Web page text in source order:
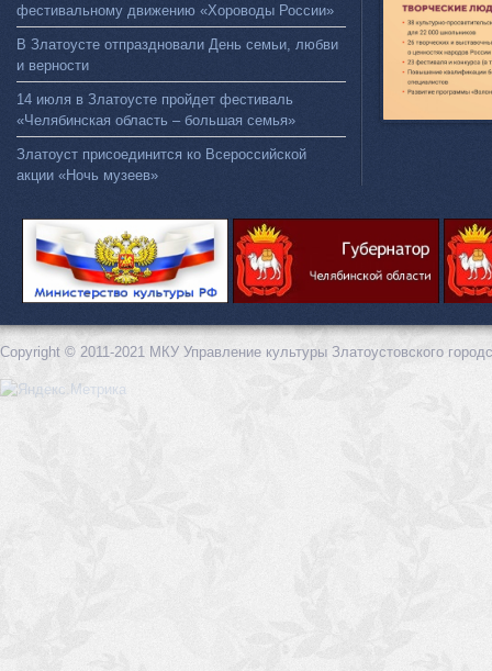
фестивальному движению «Хороводы России»
В Златоусте отпраздновали День семьи, любви
и верности
14 июля в Златоусте пройдет фестиваль
«Челябинская область – большая семья»
Златоуст присоединится ко Всероссийской
акции «Ночь музеев»
Copyright © 2011-2021 МКУ Управление культуры Златоустовского